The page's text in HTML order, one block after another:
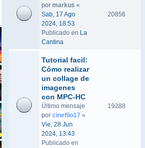
por markus «
Sab, 17 Ago
2024, 18:53
Publicado en La
Cantina
20856
Tutorial facil:
Cómo realizar
un collage de
imagenes
con MPC-HC
Último mensaje
por cinefilo17 «
Vie, 28 Jun
2024, 13:43
Publicado en
19288